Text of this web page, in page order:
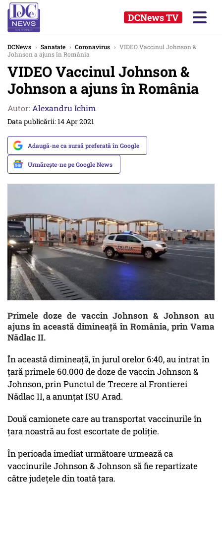
DCNews TV
DCNews › Sanatate › Coronavirus › VIDEO Vaccinul Johnson &
Johnson a ajuns în România
VIDEO Vaccinul Johnson &
Johnson a ajuns în România
Autor: Alexandru Ichim
Data publicării: 14 Apr 2021
Adaugă-ne ca sursă preferată în Google
Urmărește-ne pe Google News
Primele doze de vaccin Johnson & Johnson au
ajuns în această dimineață în România, prin Vama
Nădlac II.
În această dimineață, în jurul orelor 6:40, au intrat în
țară primele 60.000 de doze de vaccin Johnson &
Johnson, prin Punctul de Trecere al Frontierei
Nădlac II, a anunțat ISU Arad.
Două camionete care au transportat vaccinurile în
țara noastră au fost escortate de poliție.
În perioada imediat următoare urmează ca
vaccinurile Johnson & Johnson să fie repartizate
către județele din toată țara.